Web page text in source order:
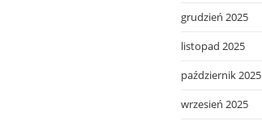
grudzień 2025
listopad 2025
październik 2025
wrzesień 2025